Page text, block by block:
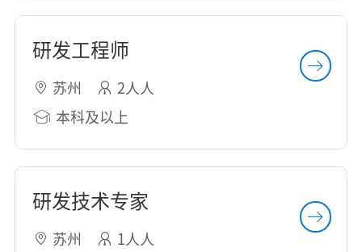
研发工程师
苏州
2人人
本科及以上
研发技术专家
苏州
1人人